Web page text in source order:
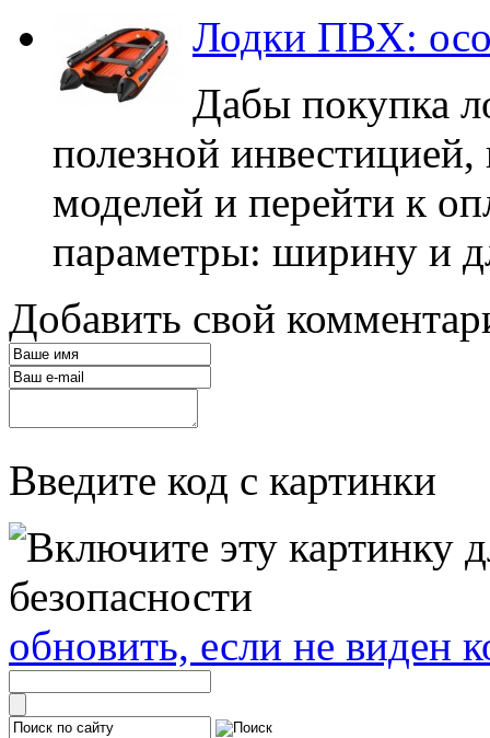
Лодки ПВХ:
Дабы покупка
полезной
моделей и перейти к
параметры: ширину и
Добавить свой
Введите код с картинки
обновить, если не виден